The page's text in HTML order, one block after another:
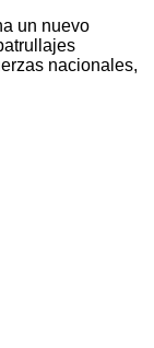
un nuevo
nacionales,